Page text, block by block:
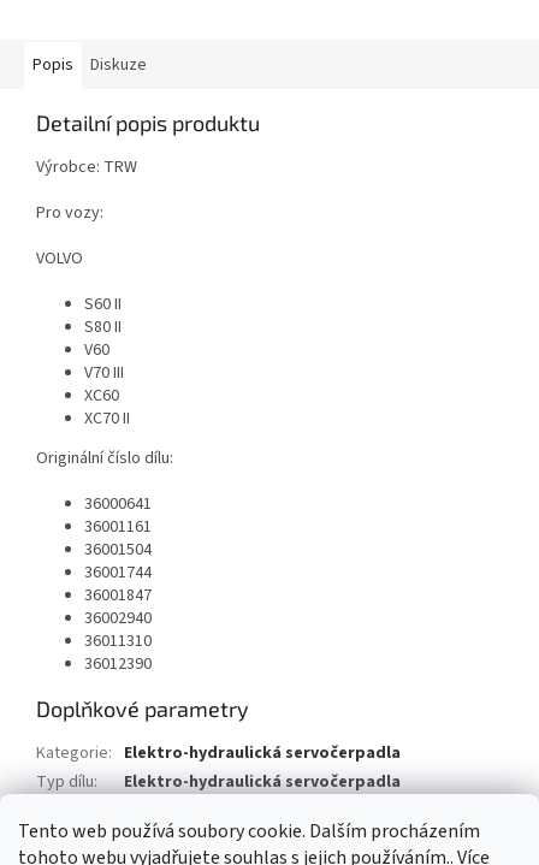
Tento web používá soubory cookie. Dalším procházením
tohoto webu vyjadřujete souhlas s jejich používáním.. Více
Popis Diskuze
Detailní popis produktu
Výrobce: TRW
Pro vozy:
VOLVO
S60 II
S80 II
V60
V70 III
XC60
XC70 II
Originální číslo dílu:
36000641
36001161
36001504
36001744
36001847
36002940
36011310
36012390
Doplňkové parametry
Kategorie: Elektro-hydraulická servočerpadla
Typ dílu:
Elektro-hydraulická servočerpadla